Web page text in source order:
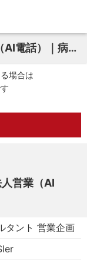
【年収100万円UP保証】法人営業（AI電話）｜病院DX
場合は
営業（AI
タント 営業企画